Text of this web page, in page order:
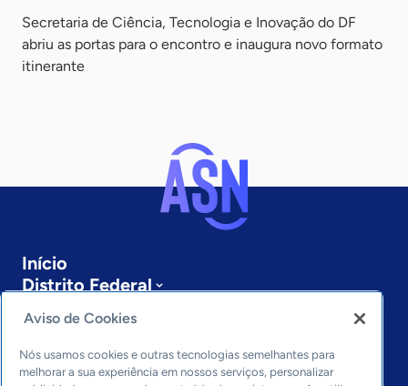
Secretaria de Ciência, Tecnologia e Inovação do DF
abriu as portas para o encontro e inaugura novo formato
itinerante
Início
Distrito Federal
Sobre a ASN
Últimas notícias
Entre em contato
Editorias
Aviso de Cookies
Nós usamos cookies e outras tecnologias semelhantes para
melhorar a sua experiência em nossos serviços, personalizar